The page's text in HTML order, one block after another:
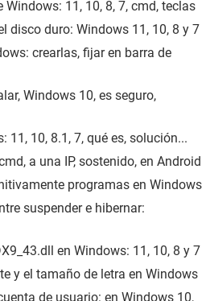
Windows: 11, 10, 8, 7, cmd, teclas
disco duro: Windows 11, 10, 8 y 7
crearlas, fijar en barra de
Windows 10, es seguro,
11, 10, 8.1, 7, qué es, solución...
a una IP, sostenido, en Android
programas en Windows
suspender e hibernar:
en Windows: 11, 10, 8 y 7
y el tamaño de letra en Windows
de usuario: en Windows 10,